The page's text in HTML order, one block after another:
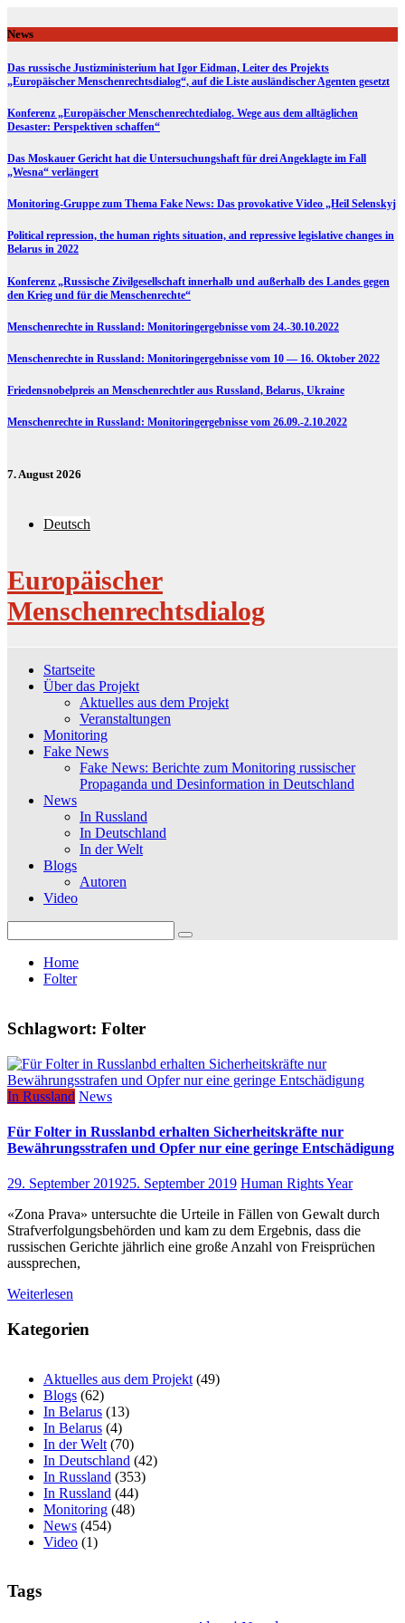
to
content
News
Das russische Justizministerium hat Igor Eidman, Leiter des Projekts
„Europäischer Menschenrechtsdialog“, auf die Liste ausländischer Agenten gesetzt
Konferenz „Europäischer Menschenrechtedialog. Wege aus dem alltäglichen
Desaster: Perspektiven schaffen“
Das Moskauer Gericht hat die Untersuchungshaft für drei Angeklagte im Fall
„Wesna“ verlängert
Monitoring-Gruppe zum Thema Fake News: Das provokative Video „Heil Selenskyj
Political repression, the human rights situation, and repressive legislative changes in
Belarus in 2022
Konferenz „Russische Zivilgesellschaft innerhalb und außerhalb des Landes gegen
den Krieg und für die Menschenrechte“
Menschenrechte in Russland: Monitoringergebnisse vom 24.-30.10.2022
Menschenrechte in Russland: Monitoringergebnisse vom 10 — 16. Oktober 2022
Friedensnobelpreis an Menschenrechtler aus Russland, Belarus, Ukraine
Menschenrechte in Russland: Monitoringergebnisse vom 26.09.-2.10.2022
7. August 2026
Deutsch
Europäischer
Menschenrechtsdialog
Startseite
Über das Projekt
Aktuelles aus dem Projekt
Veranstaltungen
Monitoring
Fake News
Fake News: Berichte zum Monitoring russischer
Propaganda und Desinformation in Deutschland
News
In Russland
In Deutschland
In der Welt
Blogs
Autoren
Video
for:
Home
Folter
Schlagwort: Folter
In Russland News
Für Folter in Russlanbd erhalten Sicherheitskräfte nur
Bewährungsstrafen und Opfer nur eine geringe Entschädigung
29. September 201925. September 2019 Human Rights Year
«Zona Prava» untersuchte die Urteile in Fällen von Gewalt durch
Strafverfolgungsbehörden und kam zu dem Ergebnis, dass die
russischen Gerichte jährlich eine große Anzahl von Freisprüchen
aussprechen,
Weiterlesen
Kategorien
Aktuelles aus dem Projekt (49)
Blogs (62)
In Belarus (13)
In Belarus (4)
In der Welt (70)
In Deutschland (42)
In Russland (353)
In Russland (44)
Monitoring (48)
News (454)
Video (1)
Tags